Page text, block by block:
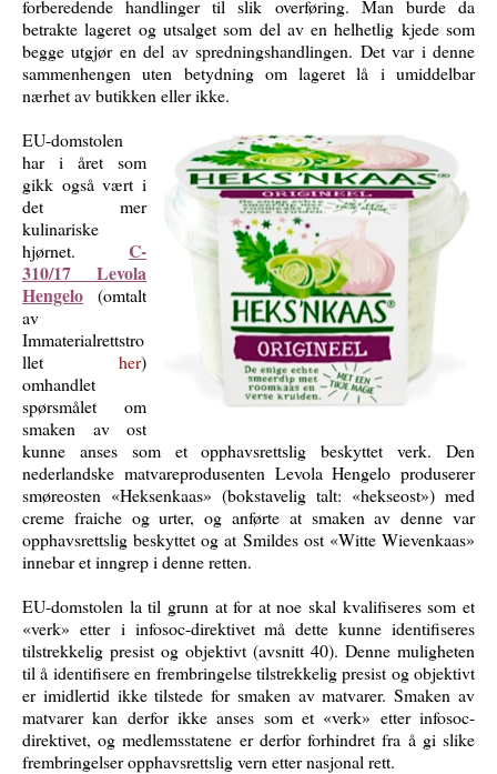
forberedende handlinger til slik overføring. Man burde da
betrakte lageret og utsalget som del av en helhetlig kjede som
begge utgjør en del av spredningshandlingen. Det var i denne
sammenhengen uten betydning om lageret lå i umiddelbar
nærhet av butikken eller ikke.
EU-domstolen
har i året som
gikk også vært i
det mer
kulinariske
hjørnet.C-
310/17 Levola
Hengelo (omtalt
av
Immaterialrettstro
llether)
omhandlet
spørsmålet om
smaken av ost
kunne anses som et opphavsrettslig beskyttet verk. Den
nederlandske matvareprodusenten Levola Hengelo produserer
smøreosten «Heksenkaas» (bokstavelig talt: «hekseost») med
creme fraiche og urter, og anførte at smaken av denne var
opphavsrettslig beskyttet og at Smildes ost «Witte Wievenkaas»
innebar et inngrep i denne retten.
EU-domstolen la til grunn at for at noe skal kvalifiseres som et
«verk» etter i infosoc-direktivet må dette kunne identifiseres
tilstrekkelig presist og objektivt (avsnitt 40). Denne muligheten
til å identifisere en frembringelse tilstrekkelig presist og objektivt
er imidlertid ikke tilstede for smaken av matvarer. Smaken av
matvarer kan derfor ikke anses som et «verk» etter infosoc-
direktivet, og medlemsstatene er derfor forhindret fra å gi slike
frembringelser opphavsrettslig vern etter nasjonal rett.